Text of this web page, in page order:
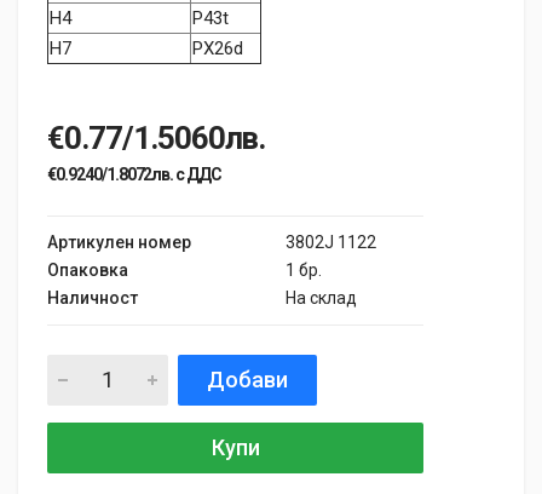
H4
P43t
H7
PX26d
€0.77/1.5060лв.
€0.9240/1.8072лв. с ДДС
Артикулен номер
3802J 1122
Опаковка
1 бр.
Наличност
На склад
Добави
Купи